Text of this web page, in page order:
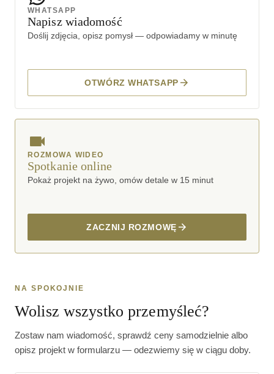
WHATSAPP
Napisz wiadomość
Doślij zdjęcia, opisz pomysł — odpowiadamy w minutę
OTWÓRZ WHATSAPP
ROZMOWA WIDEO
Spotkanie online
Pokaż projekt na żywo, omów detale w 15 minut
ZACZNIJ ROZMOWĘ
NA SPOKOJNIE
Wolisz wszystko przemyśleć?
Zostaw nam wiadomość, sprawdź ceny samodzielnie albo
opisz projekt w formularzu — odezwiemy się w ciągu doby.